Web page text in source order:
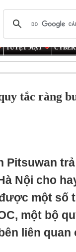
TUYỆT MẬT
tắc ràng
Pitsuwan
Nội cho
một số
một bộ
liên quan